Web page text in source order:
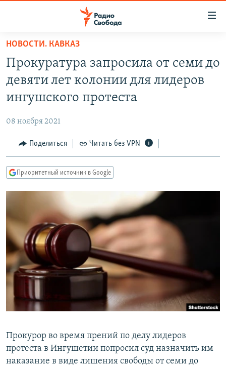
упрощенного
доступа
основному
Вернутся
Вернутся
ПОДКАСТЫ
МНЕНИЯ
КУЛЬТУРА
КАВКАЗ.РЕАЛИИ
СИБИРЬ.РЕАЛИИ
РАСПИСАНИЕ ВЕЩАНИЯ
ПОДПИШИТЕСЬ НА РАССЫЛКУ
СОЦИАЛЬНЫЕ СЕТИ
Все сайты РСЕ/РС
НОВОСТИ. КАВКАЗ
Прокуратура запросила от семи до
девяти лет колонии для лидеров
ингушского протеста
08 ноября 2021
Поделиться Читать без VPN
Приоритетный источник в Google
Прокурор во время прений по делу лидеров
протеста в Ингушетии попросил суд назначить им
наказание в виде лишения свободы от семи до